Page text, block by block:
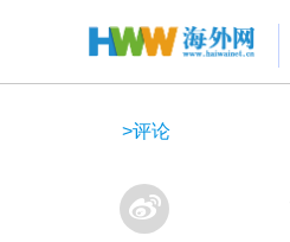
>评论